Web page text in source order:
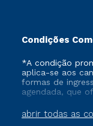
Condições
abrir todas as
*A condição
aplica-se aos
formas de
agendada, que
que ainda não
cancelado ou